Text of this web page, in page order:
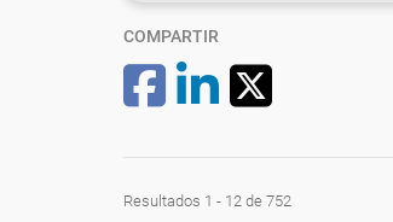
COMPARTIR
Resultados 1 - 12 de 752